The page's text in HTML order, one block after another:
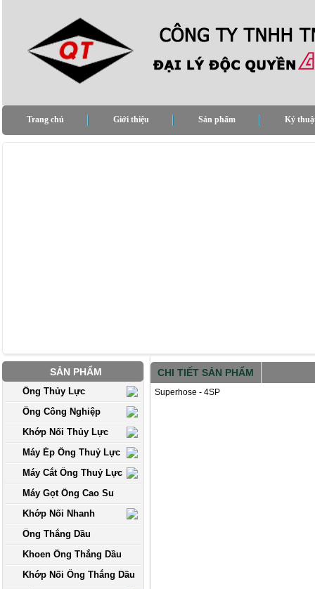
Trang chủ Giới thiệu Sản phẩm Kỷ
SẢN PHẨM
Ống Thủy Lực
Ống Công Nghiệp
Khớp Nối Thủy Lực
Máy Ép Ống Thuỷ Lực
Máy Cắt Ống Thuỷ Lực
Máy Gọt Ống Cao Su
Khớp Nối Nhanh
Ống Thắng Dầu
Khoen Ống Thắng Dầu
Khớp Nối Ống Thắng Dầu
CHI TIẾT SẢN PHẨM
Superhose - 4SP